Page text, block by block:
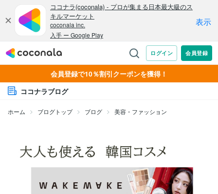
会員登録で10％割引クーポンを獲得！
ココナラブログ
ホーム ブログトップ ブログ 美容・ファッション